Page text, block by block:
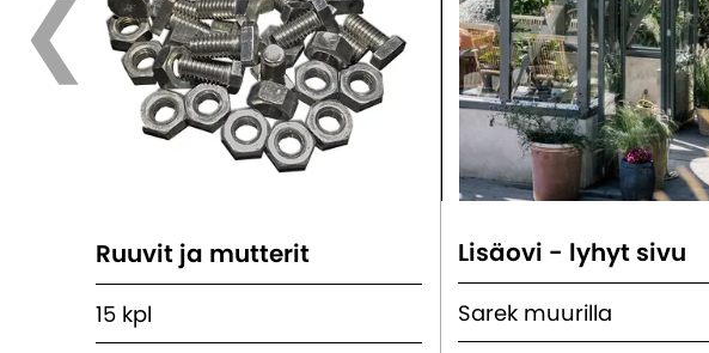
Ruuvit ja mutterit
15 kpl
Lisäovi - lyhyt sivu
Sarek muurilla